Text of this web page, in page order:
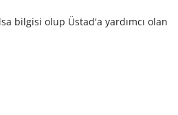
bilgisi olup Üstad'a yardımcı olan